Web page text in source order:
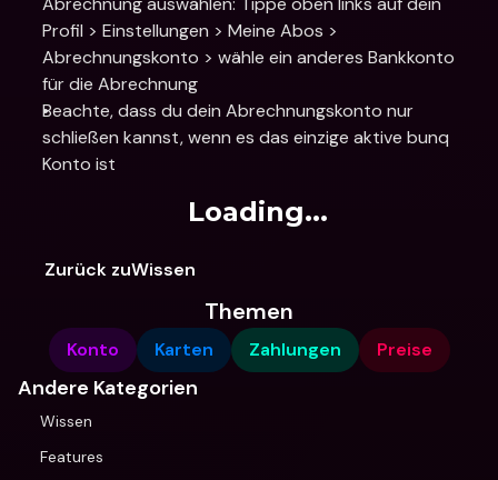
Profil > Einstellungen > Meine Abos >
Abrechnungskonto > wähle ein anderes Bankkonto
für die Abrechnung
Beachte, dass du dein Abrechnungskonto nur
schließen kannst, wenn es das einzige aktive bunq
Konto ist
Loading...
Zurück zuWissen
Themen
Konto Karten Zahlungen Preise
Andere Kategorien
Wissen
Features